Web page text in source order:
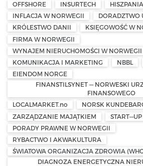
OFFSHORE
INSURTECH
HISZPANIA
INFLACJA W NORWEGII
DORADZTWO
KRÓLESTWO DANII
KSIĘGOWOŚĆ W
FIRMA W NORWEGII
WYNAJEM NIERUCHOMOŚCI W NORWEGII
KOMUNIKACJA I MARKETING
NBBL
EIENDOM NORGE
FINANSTILSYNET — NORWESKI
FINANSOWEGO
LOCALMARKET.no
NORSK
ZARZĄDZANIE MAJĄTKIEM
START—UP
PORADY PRAWNE W NORWEGII
RYBACTWO I AKWAKULTURA
ŚWIATOWA ORGANIZACJA ZDROWIA
DIAGNOZA ENERGETYCZNA